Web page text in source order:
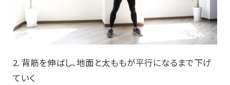
2. 背筋を伸ばし、地面と太ももが平行になるまで下げ
ていく